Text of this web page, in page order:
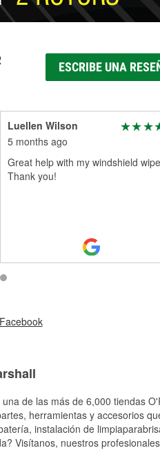
ESCRIBE UNA
Luellen Wilson
5 months ago
Great help with my windshield
Thank you!
Facebook
una de las más de 6,000 tiendas
herramientas y accesorios
instalación de
Visítanos, nuestros